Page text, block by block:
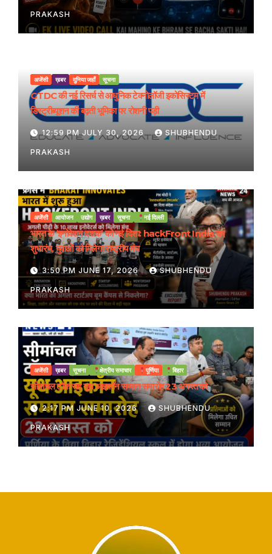
PRAKASH
अजेंसी ख़बर दुनिया जहाँ सूचना
GTDC की नई रिसर्च से आधुनिक टेक्नोलॉजी इकोसिस्टम में
डिस्ट्रीब्यूशन की बढ़ती भूमिका पर रोशनी पड़ी
12:59 PM JULY 30, 2026 SHUBHENDU
PRAKASH
अजेंसी आयोजन उद्योग ख़बर सूचना नई दिल्ली
भारत के ‘इनोवेशन दशक’ को नई दिशा: hackFront India का
शुभारंभ, युवाओं को मिलेगा राष्ट्रीय मंच
3:50 PM JUNE 17, 2026 SHUBHENDU
PRAKASH
अजेंसी ख़बर सूचना क्षेत्रीय समाचार पूर्णिया बिहार
सीमांचल टॉक सह यूथ आइकॉन सम्मान समारोह 23 अगस्त को
2:17 PM JUNE 10, 2026 SHUBHENDU
PRAKASH